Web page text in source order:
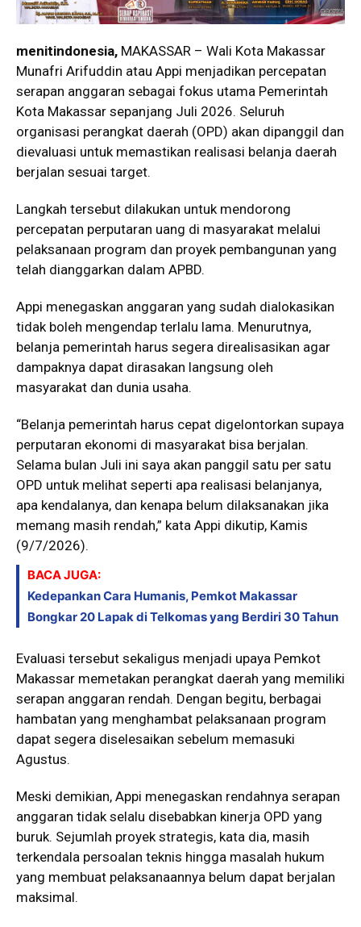
menitindonesia, MAKASSAR – Wali Kota Makassar
Munafri Arifuddin atau Appi menjadikan percepatan
serapan anggaran sebagai fokus utama Pemerintah
Kota Makassar sepanjang Juli 2026. Seluruh
organisasi perangkat daerah (OPD) akan dipanggil dan
dievaluasi untuk memastikan realisasi belanja daerah
berjalan sesuai target.
Langkah tersebut dilakukan untuk mendorong
percepatan perputaran uang di masyarakat melalui
pelaksanaan program dan proyek pembangunan yang
telah dianggarkan dalam APBD.
Appi menegaskan anggaran yang sudah dialokasikan
tidak boleh mengendap terlalu lama. Menurutnya,
belanja pemerintah harus segera direalisasikan agar
dampaknya dapat dirasakan langsung oleh
masyarakat dan dunia usaha.
“Belanja pemerintah harus cepat digelontorkan supaya
perputaran ekonomi di masyarakat bisa berjalan.
Selama bulan Juli ini saya akan panggil satu per satu
OPD untuk melihat seperti apa realisasi belanjanya,
apa kendalanya, dan kenapa belum dilaksanakan jika
memang masih rendah,” kata Appi dikutip, Kamis
(9/7/2026).
BACA JUGA:
Kedepankan Cara Humanis, Pemkot Makassar
Bongkar 20 Lapak di Telkomas yang Berdiri 30 Tahun
Evaluasi tersebut sekaligus menjadi upaya Pemkot
Makassar memetakan perangkat daerah yang memiliki
serapan anggaran rendah. Dengan begitu, berbagai
hambatan yang menghambat pelaksanaan program
dapat segera diselesaikan sebelum memasuki
Agustus.
Meski demikian, Appi menegaskan rendahnya serapan
anggaran tidak selalu disebabkan kinerja OPD yang
buruk. Sejumlah proyek strategis, kata dia, masih
terkendala persoalan teknis hingga masalah hukum
yang membuat pelaksanaannya belum dapat berjalan
maksimal.